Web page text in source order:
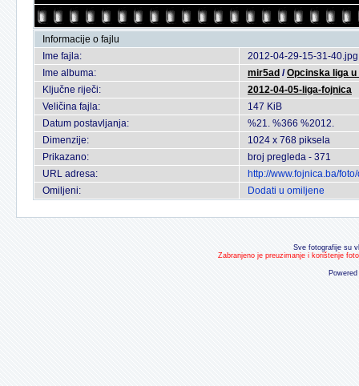
Informacije o fajlu
Ime fajla:
2012-04-29-15-31-40.jpg
Ime albuma:
mir5ad /Opcinska liga
Ključne riječi:
2012-04-05-liga-fojnica
Veličina fajla:
147 KiB
Datum postavljanja:
%21. %366 %2012.
Dimenzije:
1024 x 768 piksela
Prikazano:
broj pregleda - 371
URL adresa:
http://www.fojnica.ba/
Omiljeni:
Dodati u omiljene
Sve fotografije su
Zabranjeno je preuzimanje i korištenje